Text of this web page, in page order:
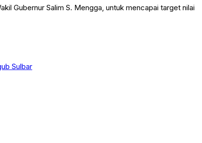
Gubernur Salim S. Mengga, untuk mencapai target nilai
Sulbar